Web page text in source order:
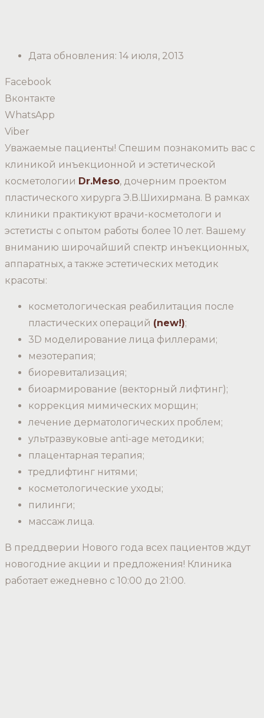
Дата обновления: 14 июля, 2013
Facebook
Вконтакте
WhatsApp
Viber
Уважаемые пациенты! Спешим познакомить вас с
клиникой инъекционной и эстетической
косметологии Dr.Meso, дочерним проектом
пластического хирурга Э.В.Шихирмана. В рамках
клиники практикуют врачи-косметологи и
эстетисты с опытом работы более 10 лет. Вашему
вниманию широчайший спектр инъекционных,
аппаратных, а также эстетических методик
красоты:
косметологическая реабилитация после
пластических операций (new!);
3D моделирование лица филлерами;
мезотерапия;
биоревитализация;
биоармирование (векторный лифтинг);
коррекция мимических морщин;
лечение дерматологических проблем;
ультразвуковые anti-age методики;
плацентарная терапия;
тредлифтинг нитями;
косметологические уходы;
пилинги;
массаж лица.
В преддверии Нового года всех пациентов ждут
новогодние акции и предложения! Клиника
работает ежедневно с 10:00 до 21:00.